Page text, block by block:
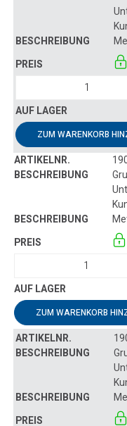
ZUM WARENKORB
ZUM WARENKORB